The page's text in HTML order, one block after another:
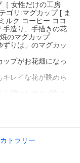
女性だけの工房
ゴリ:マグカップ [ ま
ルク コーヒー ココ
手造り、手描きの花
のマグカップ
りは」のマグカッ
プがお花畑になっ
レイな花が眺めら
グカップで、リラ
キレイな花柄が大
りますので、予
トラリー